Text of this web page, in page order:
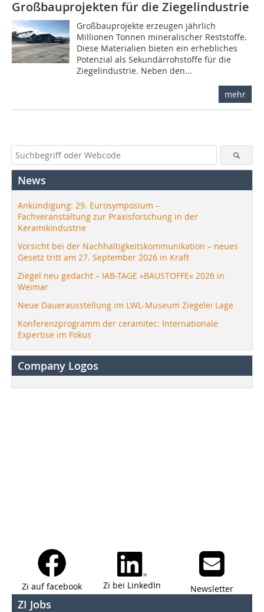
Großbauprojekten für die Ziegelindustrie
Großbauprojekte erzeugen jährlich
Millionen Tonnen mineralischer Reststoffe.
Diese Materialien bieten ein erhebliches
Potenzial als Sekundärrohstoffe für die
Ziegelindustrie. Neben den...
mehr
News
Ankündigung: 29. Eurosymposium –
Fachveranstaltung zur Praxisforschung in der
Keramikindustrie
Vorsicht bei der Nachhaltigkeitskommunikation – neues
Gesetz tritt am 27. September 2026 in Kraft
Ziegel neu gedacht – IAB-TAGE »BAUSTOFFE« 2026 in
Weimar
Neue Dauerausstellung im LWL-Museum Ziegelei Lage
Konferenzprogramm der ceramitec: Internationale
Expertise im Fokus
Company Logos
Zi auf facebook Zi bei LinkedIn Newsletter
ZI Jobs